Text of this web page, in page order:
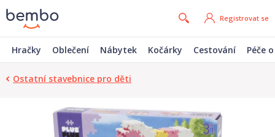
Registrovat se
Hračky Oblečení Nábytek Kočárky Cestování Péče
Ostatní stavebnice pro děti